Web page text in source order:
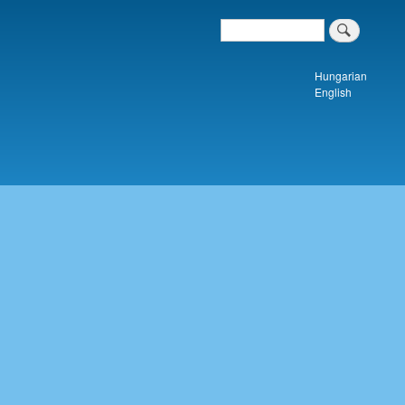
Keresés a tartalomban
Search
Hungarian
English